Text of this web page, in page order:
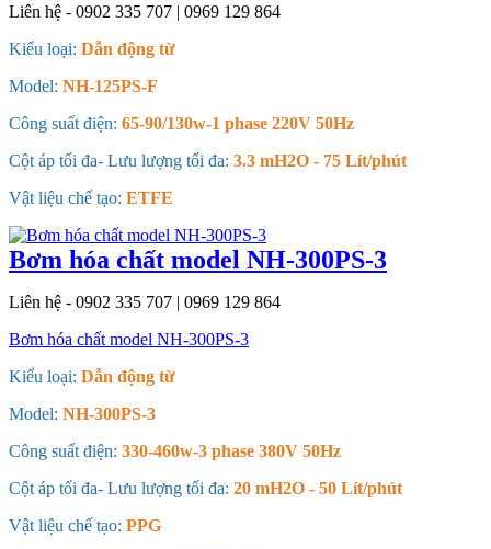
Liên hệ - 0902 335 707 | 0969 129 864
Kiểu loại: Dẫn động từ
Model: NH-125PS-F
Công suất điện: 65-90/130w-1 phase 220V 50Hz
Cột áp tối đa- Lưu lượng tối đa: 3.3 mH2O - 75 Lít/phút
Vật liệu chế tạo: ETFE
Bơm hóa chất model NH-300PS-3
Liên hệ - 0902 335 707 | 0969 129 864
Bơm hóa chất model NH-300PS-3
Kiểu loại: Dẫn động từ
Model: NH-300PS-3
Công suất điện: 330-460w-3 phase 380V 50Hz
Cột áp tối đa- Lưu lượng tối đa: 20 mH2O - 50 Lít/phút
Vật liệu chế tạo: PPG